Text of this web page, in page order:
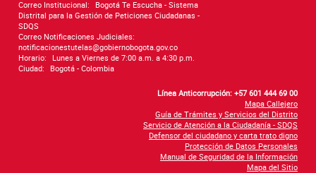
Correo Institucional:
Bogotá Te Escucha - Sistema
Distrital para la Gestión de Peticiones Ciudadanas -
SDQS
Correo Notificaciones Judiciales:
notificacionestutelas@gobiernobogota.gov.co
Horario:
Lunes a Viernes de 7:00 a.m. a 4:30 p.m.
Ciudad:
Bogotá - Colombia
Línea Anticorrupción: +57 601 444 69 00
Mapa Callejero
Guía de Trámites y Servicios del Distrito
Servicio de Atención a la Ciudadanía - SDQS
Defensor del ciudadano y carta trato digno
Protección de Datos Personales
Manual de Seguridad de la Información
Mapa del Sitio